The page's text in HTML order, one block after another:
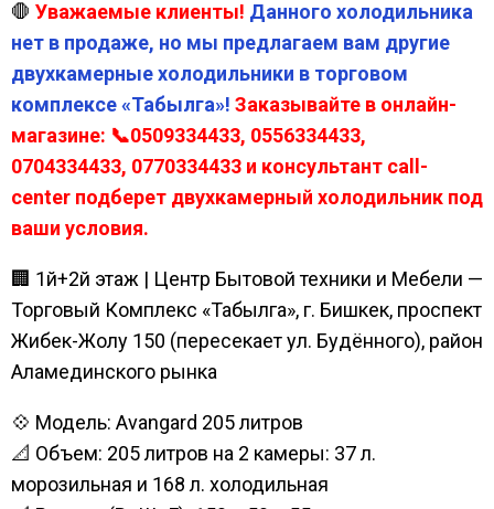
🛑 Уважаемые клиенты! Данного холодильника
нет в продаже, но мы предлагаем вам другие
двухкамерные холодильники в торговом
комплексе «Табылга»! Заказывайте в онлайн-
магазине: 📞0509334433, 0556334433,
0704334433, 0770334433 и консультант call-
center подберет двухкамерный холодильник под
ваши условия.
🏢 1й+2й этаж | Центр Бытовой техники и Мебели —
Торговый Комплекс «Табылга», г. Бишкек, проспект
Жибек-Жолу 150 (пересекает ул. Будённого), район
Аламединского рынка
💠 Модель: Avangard 205 литров
📐 Объем: 205 литров на 2 камеры: 37 л.
морозильная и 168 л. холодильная